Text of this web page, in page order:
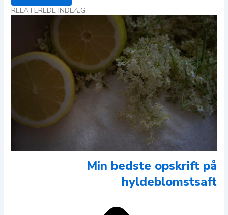
RELATEREDE INDLÆG
Min bedste opskrift på
hyldeblomstsaft